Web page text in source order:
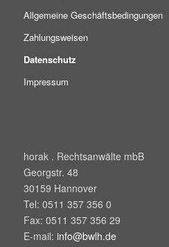
Allgemeine Geschäftsbedingungen
Zahlungsweisen
Datenschutz
Impressum
horak . Rechtsanwälte mbB
Georgstr. 48
30159 Hannover
Tel: 0511 357 356 0
Fax: 0511 357 356 29
E-mail: info@bwlh.de